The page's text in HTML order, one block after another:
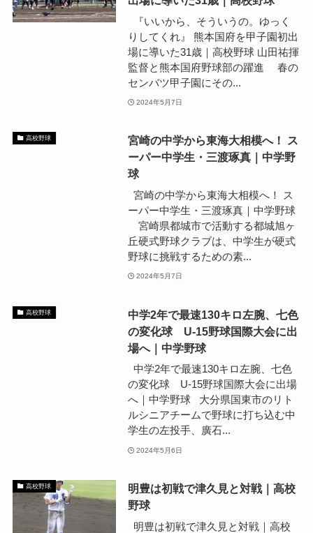
『いいから、そういうの。ゆっく
りしてくれ』 熊本国府を甲子園初出
場に導いた31歳｜高校野球 山田祐揮
監督と熊本国府野球部の躍進 春の
センバツ甲子園にその...
2024年5月7日
高校野球
宮崎の中学から東海大相模へ！ ス
ーパー中学生・三渡琢真｜中学野
球
宮崎の中学から東海大相模へ！ ス
ーパー中学生・三渡琢真｜中学野球
宮崎県都城市で活動する都城旭ヶ
丘硬式野球クラブは、中学生が硬式
野球に挑戦するための素...
2024年5月7日
高校野球
中学2年で最速130キロ左腕、七色
の変化球 U-15野球国際大会に出
場へ｜中学野球
中学2年で最速130キロ左腕、七色
の変化球 U-15野球国際大会に出場
へ｜中学野球 大分県国東市のリト
ルシニアチームで野球に打ち込む中
学生の左投手、廣石...
2024年5月6日
高校野球
明豊は初戦で津久見と対戦｜高校
野球
明豊は初戦で津久見と対戦｜高校